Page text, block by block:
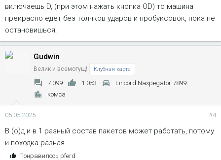
включаешь D, (при этом нажать кнопка OD) то машина
прекрасно едет без толчков ударов и пробуксовок, пока не
остановишься.
Gudwin
Велик и всемогущ! Клубная карта
7 099 1 053
Lincord Naxpegator 7899
комса
05.05.2025 #4
В (о)д и в 1 разный состав пакетов может работать, потому
и походка разная
С
Понравилось pferd